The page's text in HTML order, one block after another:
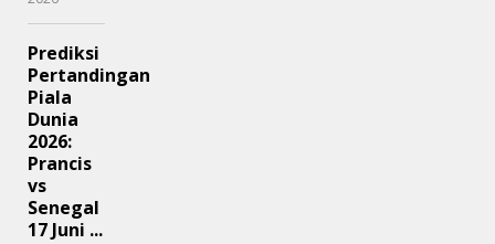
Prediksi
Pertandingan
Piala
Dunia
2026:
Prancis
vs
Senegal
17 Juni ...